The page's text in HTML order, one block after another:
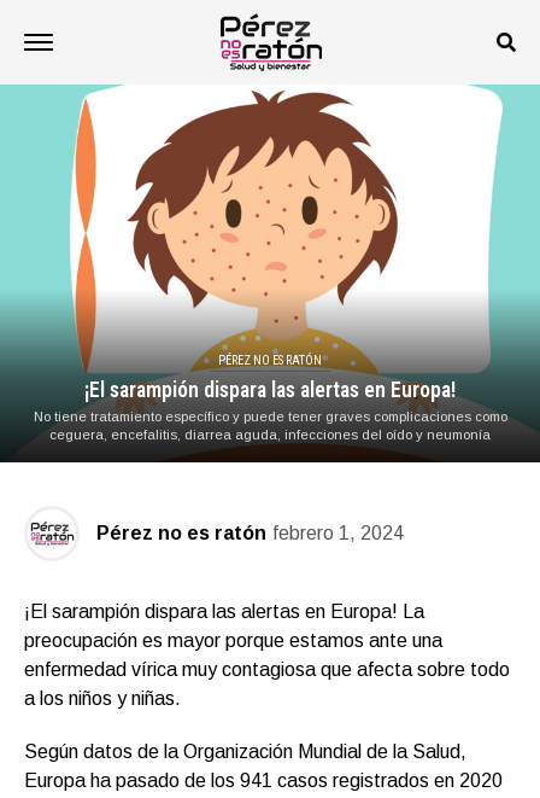
PÉREZ NO ES RATÓN
¡El sarampión dispara las alertas en Europa!
No tiene tratamiento específico y puede tener graves complicaciones como
ceguera, encefalitis, diarrea aguda, infecciones del oído y neumonía
Pérez no es ratón febrero 1, 2024
¡El sarampión dispara las alertas en Europa! La
preocupación es mayor porque estamos ante una
enfermedad vírica muy contagiosa que afecta sobre todo
a los niños y niñas.
Según datos de la Organización Mundial de la Salud,
Europa ha pasado de los 941 casos registrados en 2020